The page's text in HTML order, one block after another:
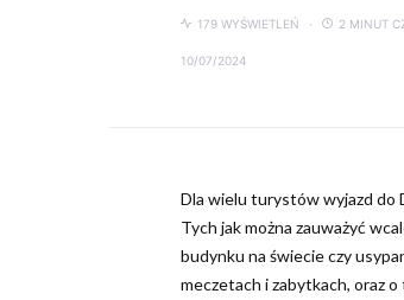
179 WYŚWIETLEŃ 2 MINUT
10/07/2024
Dla wielu turystów wyjazd do
Tych jak można zauważyć
budynku na świecie czy
meczetach i zabytkach, oraz